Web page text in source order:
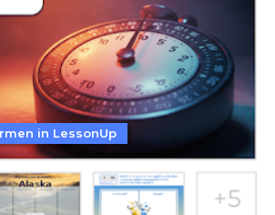
in LessonUp